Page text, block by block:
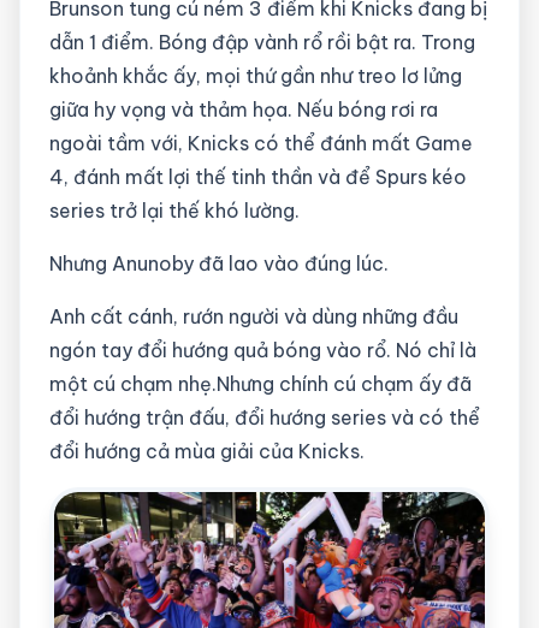
Brunson tung cú ném 3 điểm khi Knicks đang bị
dẫn 1 điểm. Bóng đập vành rổ rồi bật ra. Trong
khoảnh khắc ấy, mọi thứ gần như treo lơ lửng
giữa hy vọng và thảm họa. Nếu bóng rơi ra
ngoài tầm với, Knicks có thể đánh mất Game
4, đánh mất lợi thế tinh thần và để Spurs kéo
series trở lại thế khó lường.
Nhưng Anunoby đã lao vào đúng lúc.
Anh cất cánh, rướn người và dùng những đầu
ngón tay đổi hướng quả bóng vào rổ. Nó chỉ là
một cú chạm nhẹ.Nhưng chính cú chạm ấy đã
đổi hướng trận đấu, đổi hướng series và có thể
đổi hướng cả mùa giải của Knicks.